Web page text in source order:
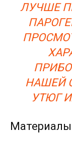
ЛУЧШЕ
НАШЕЙ
УТЮГ